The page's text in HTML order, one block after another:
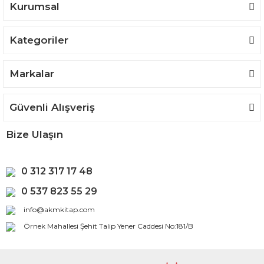
Kurumsal
Kategoriler
Markalar
Güvenli Alışveriş
Bize Ulaşın
0 312 317 17 48
0 537 823 55 29
info@akmkitap.com
Örnek Mahallesi Şehit Talip Yener Caddesi No:181/B